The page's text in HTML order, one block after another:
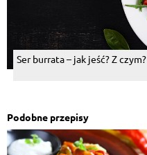
Ser burrata – jak jeść? Z czym?
Podobne przepisy